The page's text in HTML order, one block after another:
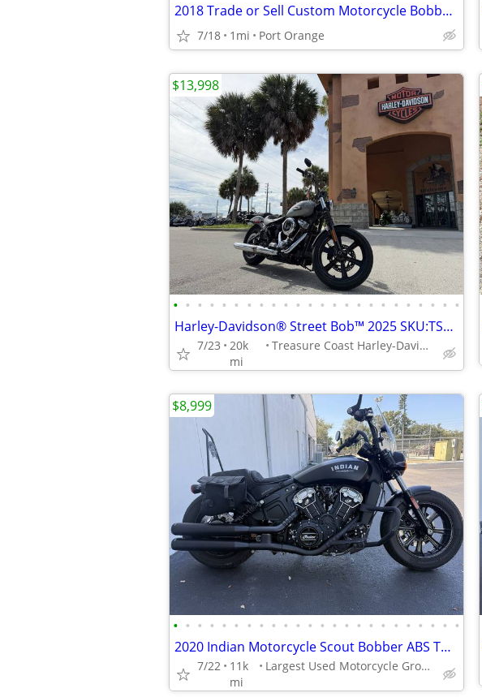
2018 Trade or Sell Custom Motorcycle Bobber Chopper Springer
7/18 1mi Port Orange
• • • • • • • • • • • • • • • • • • • • • • • •
Harley-Davidson® Street Bob™ 2025 SKU:TSB044714
7/23
20k
mi
Treasure Coast Harley-Davidson
$13,998
• • • • • • • • • • • • • • • • • • • • • • • •
2020 Indian Motorcycle Scout Bobber ABS Thunder Black Smoke
7/22
11k
mi
Largest Used Motorcycle Group in Florida
$8,999